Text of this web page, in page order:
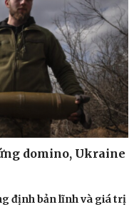
trang
Việt
domino, Ukraine
định bản lĩnh và giá trị